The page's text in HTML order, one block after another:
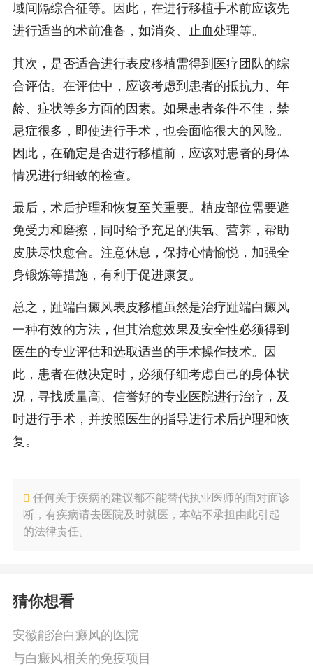
域间隔综合征等。因此，在进行移植手术前应该先
进行适当的术前准备，如消炎、止血处理等。
其次，是否适合进行表皮移植需得到医疗团队的综
合评估。在评估中，应该考虑到患者的抵抗力、年
龄、症状等多方面的因素。如果患者条件不佳，禁
忌症很多，即使进行手术，也会面临很大的风险。
因此，在确定是否进行移植前，应该对患者的身体
情况进行细致的检查。
最后，术后护理和恢复至关重要。植皮部位需要避
免受力和磨擦，同时给予充足的供氧、营养，帮助
皮肤尽快愈合。注意休息，保持心情愉悦，加强全
身锻炼等措施，有利于促进康复。
总之，趾端白癜风表皮移植虽然是治疗趾端白癜风
一种有效的方法，但其治愈效果及安全性必须得到
医生的专业评估和选取适当的手术操作技术。因
此，患者在做决定时，必须仔细考虑自己的身体状
况，寻找质量高、信誉好的专业医院进行治疗，及
时进行手术，并按照医生的指导进行术后护理和恢
复。
任何关于疾病的建议都不能替代执业医师的面对面诊
断，有疾病请去医院及时就医，本站不承担由此引起
的法律责任。
猜你想看
安徽能治白癜风的医院
与白癜风相关的免疫项目